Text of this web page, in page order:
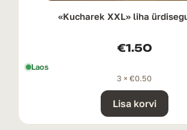
«Kucharek XXL» liha
€1.50
Laos
3 × €0.50
Lisa korvi